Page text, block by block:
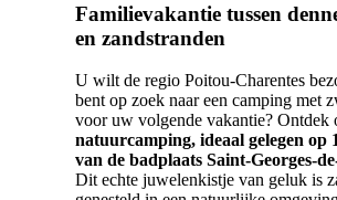
Familievakantie tussen
en zandstranden
U wilt de regio Poitou-Charentes
bent op zoek naar een camping met
voor uw volgende vakantie? Ontdek
natuurcamping, ideaal gelegen op
van de badplaats Saint-Georges-
Dit echte juwelenkistje van geluk is